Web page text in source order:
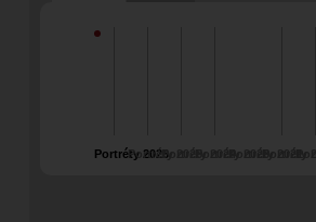
Portréty 2026
Portréty 2025Portréty 2024